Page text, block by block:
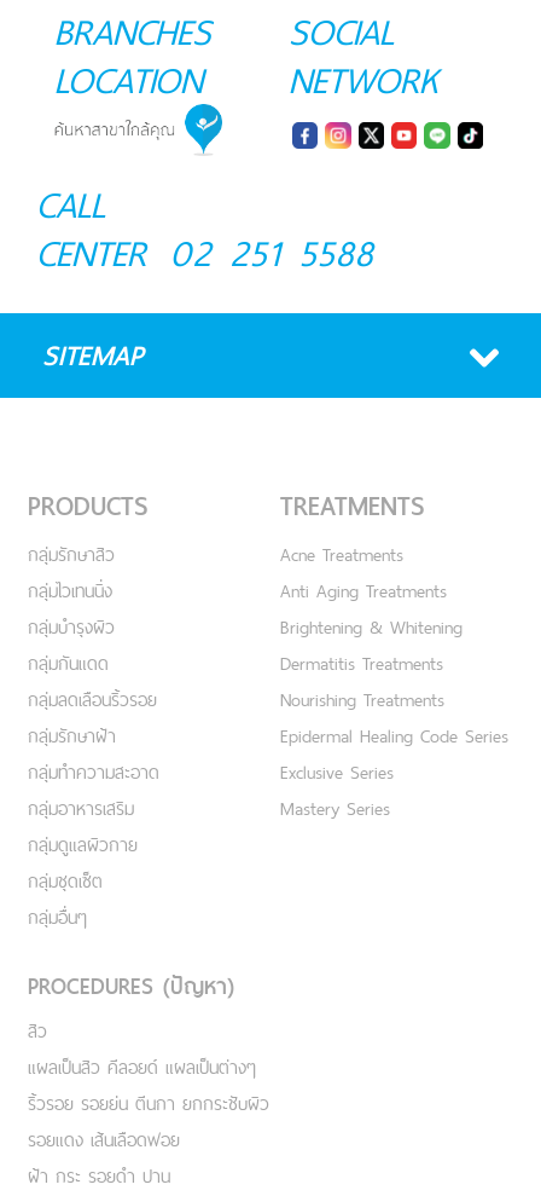
BRANCHES
LOCATION
SOCIAL
NETWORK
CALL
CENTER 02 251 5588
SITEMAP
PRODUCTS
กลุ่มรักษาสิว
กลุ่มไวเทนนิ่ง
กลุ่มบำรุงผิว
กลุ่มกันแดด
กลุ่มลดเลือนริ้วรอย
กลุ่มรักษาฝ้า
กลุ่มทำความสะอาด
กลุ่มอาหารเสริม
กลุ่มดูแลผิวกาย
กลุ่มชุดเซ็ต
กลุ่มอื่นๆ
TREATMENTS
Acne Treatments
Anti Aging Treatments
Brightening & Whitening
Dermatitis Treatments
Nourishing Treatments
Epidermal Healing Code Series
Exclusive Series
Mastery Series
PROCEDURES (ปัญหา)
สิว
แผลเป็นสิว คีลอยด์ แผลเป็นต่างๆ
ริ้วรอย รอยย่น ตีนกา ยกกระชับผิว
รอยแดง เส้นเลือดฟอย
ฝ้า กระ รอยดำ ปาน